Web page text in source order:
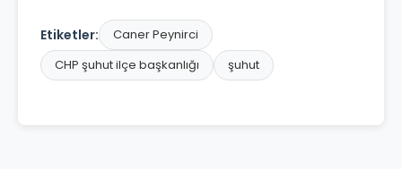
Etiketler:
Caner Peynirci
CHP şuhut ilçe başkanlığı
şuhut